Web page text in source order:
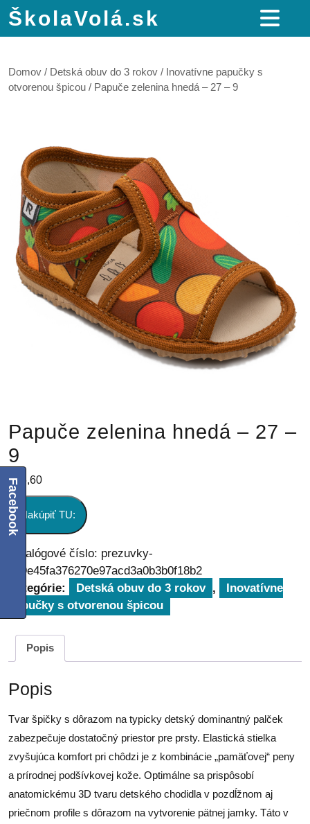
ŠkolaVolá.sk
Domov / Detská obuv do 3 rokov / Inovatívne papučky s
otvorenou špicou / Papuče zelenina hnedá – 27 – 9
Papuče zelenina hnedá – 27 –
9
€26,60
Nakúpiť TU:
Katalógové číslo: prezuvky-
009e45fa376270e97acd3a0b3b0f18b2
Kategórie:
Detská obuv do 3 rokov ,
Inovatívne
papučky s otvorenou špicou
Popis
Popis
Tvar špičky s dôrazom na typicky detský dominantný palček
zabezpečuje dostatočný priestor pre prsty. Elastická stielka
zvyšujúca komfort pri chôdzi je z kombinácie „pamäťovej“ peny
a prírodnej podšívkovej kože. Optimálne sa prispôsobí
anatomickému 3D tvaru detského chodidla v pozdĺžnom aj
priečnom profile s dôrazom na vytvorenie pätnej jamky. Táto v
Facebook